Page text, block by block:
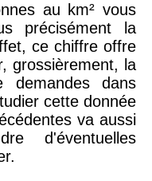
au km² vous
précisément la
ce chiffre offre
grossièrement, la
demandes dans
cette donnée
va aussi
d'éventuelles